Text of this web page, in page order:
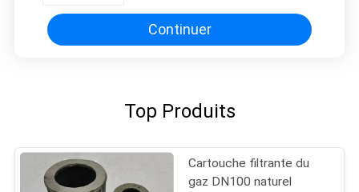
Continuer
Top Produits
Cartouche filtrante du
gaz DN100 naturel